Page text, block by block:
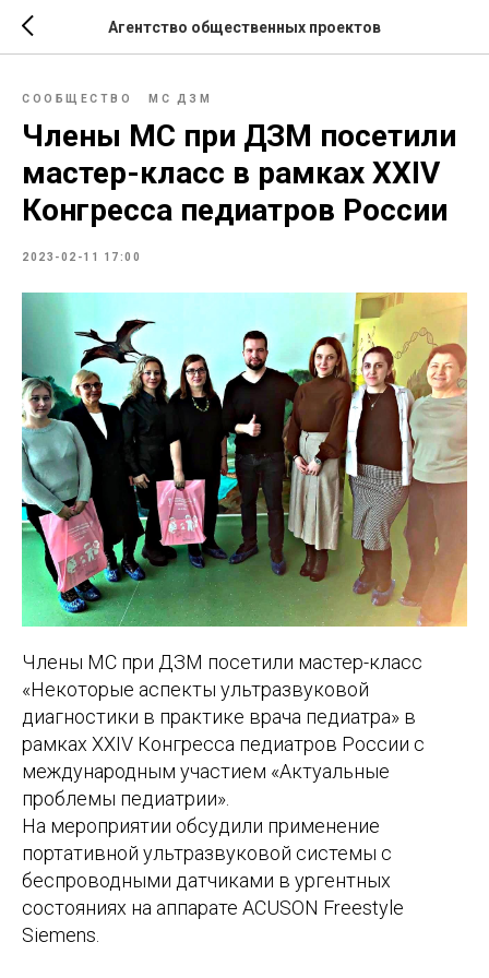
Агентство общественных проектов
СООБЩЕСТВО МС ДЗМ
Члены МС при ДЗМ посетили
мастер-класс в рамках ХХIV
Конгресса педиатров России
2023-02-11 17:00
Члены МС при ДЗМ посетили мастер-класс
«Некоторые аспекты ультразвуковой
диагностики в практике врача педиатра» в
рамках ХХIV Конгресса педиатров России с
международным участием «Актуальные
проблемы педиатрии».
На мероприятии обсудили применение
портативной ультразвуковой системы с
беспроводными датчиками в ургентных
состояниях на аппарате ACUSON Freestyle
Siemens.